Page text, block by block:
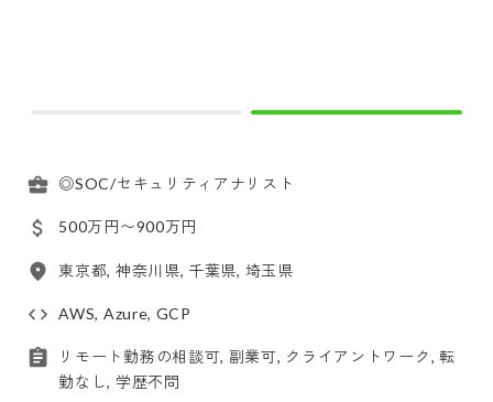
◎SOC/セキュリティアナリスト
500万円〜900万円
東京都, 神奈川県, 千葉県, 埼玉県
AWS, Azure, GCP
リモート勤務の相談可, 副業可, クライアントワーク, 転
勤なし, 学歴不問